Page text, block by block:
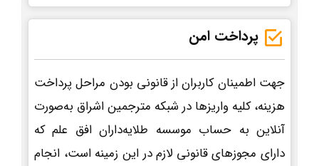
پرداخت امن
جهت اطمینان کاربران از قانونی بودن مراحل پرداخت
هزینه، کلیه واریزها در شبکه مترجمین اشراق به‌صورت
آنلاین به حساب موسسه طلایه‌داران افق علم که
دارای مجوزهای قانونی لازم در این زمینه است، انجام